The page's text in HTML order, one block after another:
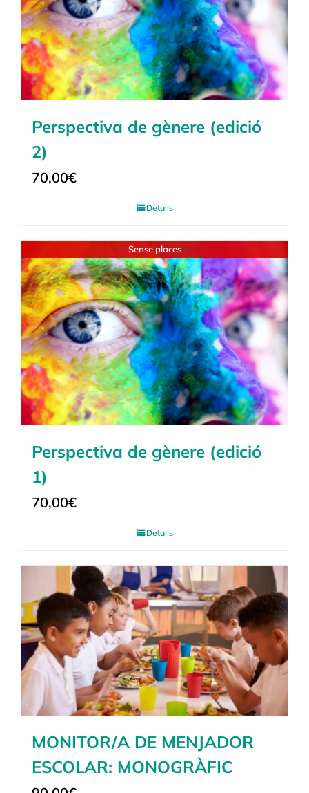
Perspectiva de gènere (edició
2)
70,00€
Detalls
Sense places
Perspectiva de gènere (edició
1)
70,00€
Detalls
MONITOR/A DE MENJADOR
ESCOLAR: MONOGRÀFIC